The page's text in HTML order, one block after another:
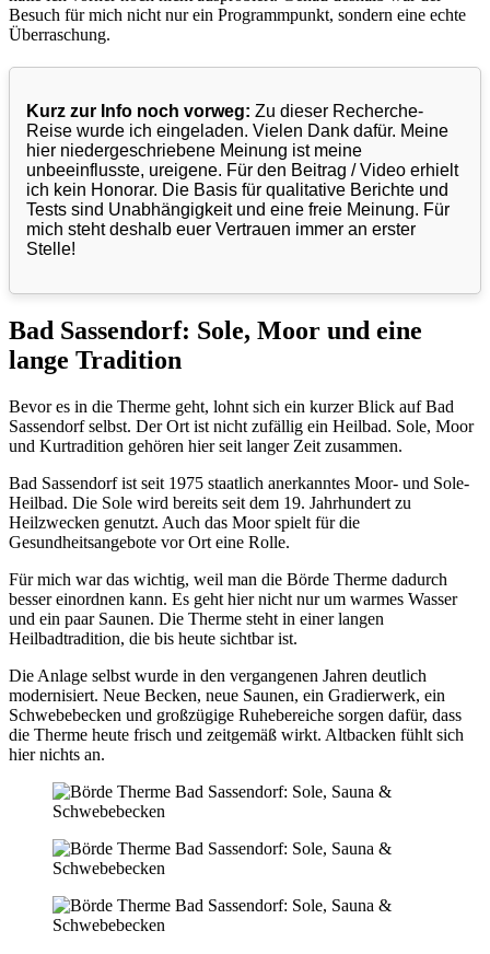
Besuch für mich nicht nur ein Programmpunkt, sondern eine echte
Überraschung.
Kurz zur Info noch vorweg: Zu dieser Recherche-
Reise wurde ich eingeladen. Vielen Dank dafür. Meine
hier niedergeschriebene Meinung ist meine
unbeeinflusste, ureigene. Für den Beitrag / Video erhielt
ich kein Honorar. Die Basis für qualitative Berichte und
Tests sind Unabhängigkeit und eine freie Meinung. Für
mich steht deshalb euer Vertrauen immer an erster
Stelle!
Bad Sassendorf: Sole, Moor und eine
lange Tradition
Bevor es in die Therme geht, lohnt sich ein kurzer Blick auf Bad
Sassendorf selbst. Der Ort ist nicht zufällig ein Heilbad. Sole, Moor
und Kurtradition gehören hier seit langer Zeit zusammen.
Bad Sassendorf ist seit 1975 staatlich anerkanntes Moor- und Sole-
Heilbad. Die Sole wird bereits seit dem 19. Jahrhundert zu
Heilzwecken genutzt. Auch das Moor spielt für die
Gesundheitsangebote vor Ort eine Rolle.
Für mich war das wichtig, weil man die Börde Therme dadurch
besser einordnen kann. Es geht hier nicht nur um warmes Wasser
und ein paar Saunen. Die Therme steht in einer langen
Heilbadtradition, die bis heute sichtbar ist.
Die Anlage selbst wurde in den vergangenen Jahren deutlich
modernisiert. Neue Becken, neue Saunen, ein Gradierwerk, ein
Schwebebecken und großzügige Ruhebereiche sorgen dafür, dass
die Therme heute frisch und zeitgemäß wirkt. Altbacken fühlt sich
hier nichts an.